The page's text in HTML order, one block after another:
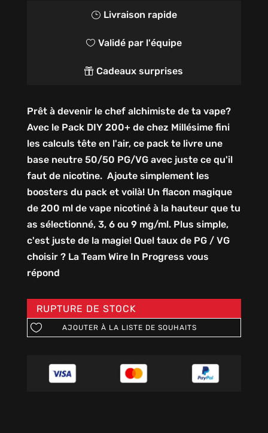
} Livraison rapide
 Validé par l'équipe
 Cadeaux surprises
Prêt à devenir le chef alchimiste de ta vape?
Avec le Pack DIY 200+ de chez Millésime fini
les calculs tête en l'air, ce pack te livre une
base neutre 50/50 PG/VG avec juste ce qu'il
faut de nicotine. Ajoute simplement les
boosters du pack et voilà! Un flacon magique
de 200 ml de vape nicotiné à la hauteur que tu
as sélectionné, 3, 6 ou 9 mg/ml. Plus simple,
c'est juste de la magie! Quel taux de PG / VG
choisir ? La Team Wire In Progress vous
répond
RUPTURE DE STOCK
AJOUTER À LA LISTE DE SOUHAITS